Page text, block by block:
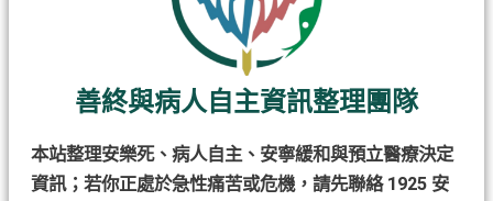
善終與病人自主資訊整理團隊
本站整理安樂死、病人自主、安寧緩和與預立醫療決定
資訊；若你正處於急性痛苦或危機，請先聯絡 1925 安